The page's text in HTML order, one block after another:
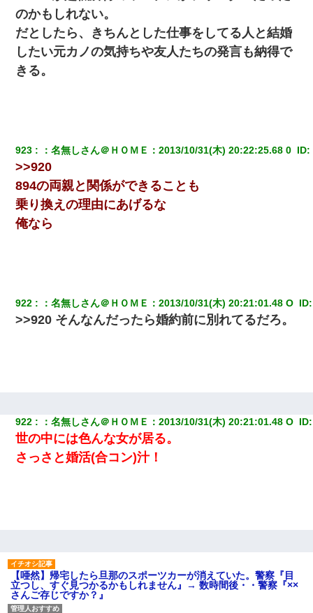
のかもしれない。
だとしたら、きちんとした仕事をしてる人と結婚
したい元カノの気持ちや友人たちの発言も納得で
きる。
923 ：名無しさん＠ＨＯＭＥ ：2013/10/31(木) 20:22:25.68 0 ID:
>>920
894の両親と関係ができることも
乗り換えの理由にあげるな
俺なら
922 ：名無しさん＠ＨＯＭＥ ：2013/10/31(木) 20:21:01.48 O ID:
>>920 そんなんだったら婚約前に別れてるだろ。
922 ：名無しさん＠ＨＯＭＥ ：2013/10/31(木) 20:21:01.48 O ID:
世の中には色んな女が居る。
さっさと婚活(合コン)汁！
【唖然】帰宅したら旦那のスポーツカーが消えていた。警察『目
立つし、すぐ見つかるかもしれません』→ 数時間後・・警察『××
さんご存じですか？』